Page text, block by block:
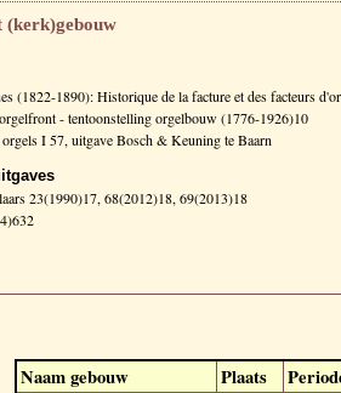
(kerk)gebouw
(1822-1890): Historique de la facture et des facteurs
- tentoonstelling orgelbouw (1776-1926)10
I 57, uitgave Bosch & Keuning te Baarn
23(1990)17, 68(2012)18, 69(2013)18
Naam gebouw Plaats